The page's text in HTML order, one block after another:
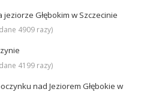
Głębokim w Szczecinie
4909 razy)
4199 razy)
nad Jeziorem Głębokie w